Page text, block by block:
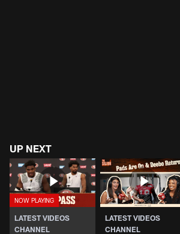
UP NEXT
LATEST VIDEOS
CHANNEL
LATEST VIDEOS
CHANNEL